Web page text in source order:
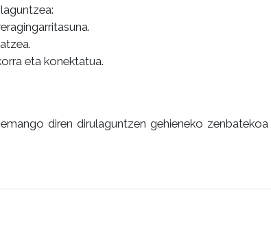
eta konektatua.
diren dirulaguntzen gehieneko